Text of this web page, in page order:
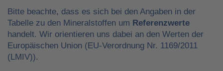
Bitte beachte, dass es sich bei den Angaben in der
Tabelle zu den Mineralstoffen um Referenzwerte
handelt. Wir orientieren uns dabei an den Werten der
Europäischen Union (EU-Verordnung Nr. 1169/2011
(LMIV)).